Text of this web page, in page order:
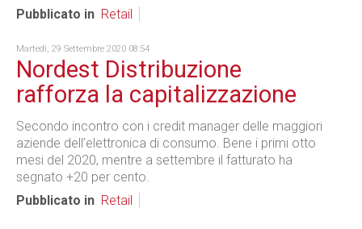
Pubblicato in Retail
Martedì, 29 Settembre 2020 08:54
Nordest Distribuzione
rafforza la capitalizzazione
Secondo incontro con i credit manager delle maggiori
aziende dell’elettronica di consumo. Bene i primi otto
mesi del 2020, mentre a settembre il fatturato ha
segnato +20 per cento.
Pubblicato in Retail